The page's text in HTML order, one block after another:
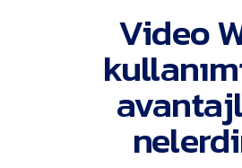
Video